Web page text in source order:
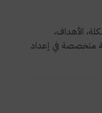
الأهداف،
متخصصة في إعداد